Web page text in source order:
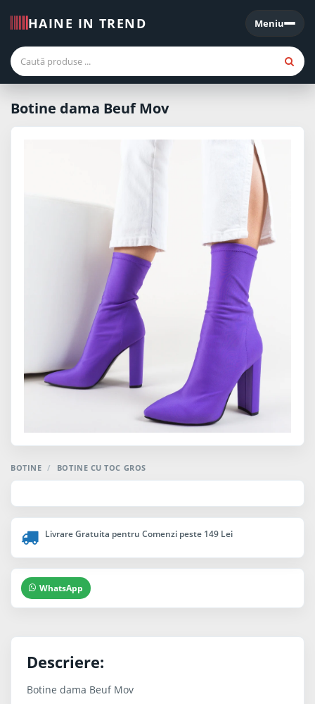
HAINE IN TREND Meniu
Meniu
Botine dama Beuf Mov
BOTINE / BOTINE CU TOC GROS
Livrare Gratuita pentru Comenzi peste 149 Lei
WhatsApp
Descriere:
Botine dama Beuf Mov